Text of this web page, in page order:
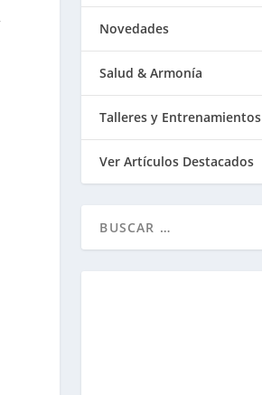
Novedades
Salud & Armonía
Talleres y Entrenamientos
Ver Artículos Destacados